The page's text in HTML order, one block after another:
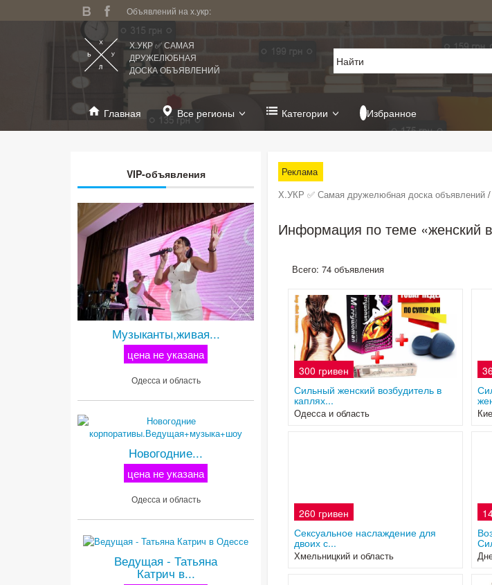
Объявлений на х.укр:
Х.УКР ✅ САМАЯ
ДРУЖЕЛЮБНАЯ
ДОСКА ОБЪЯВЛЕНИЙ
Главная Все регионы Категории Избранное
Реклама
Х.УКР ✅ Самая дружелюбная доска объявлений /
Информация по теме «женский
Всего: 74 объявления
300 гривен
Сильный женский возбудитель в
каплях...
Одесса и область
260 гривен
Сексуальное наслаждение для
двоих с...
Хмельницкий и область
VIP-объявления
Музыканты,живая...
цена не указана
Одесса и область
Новогодние...
цена не указана
Одесса и область
Ведущая - Татьяна
Катрич в...